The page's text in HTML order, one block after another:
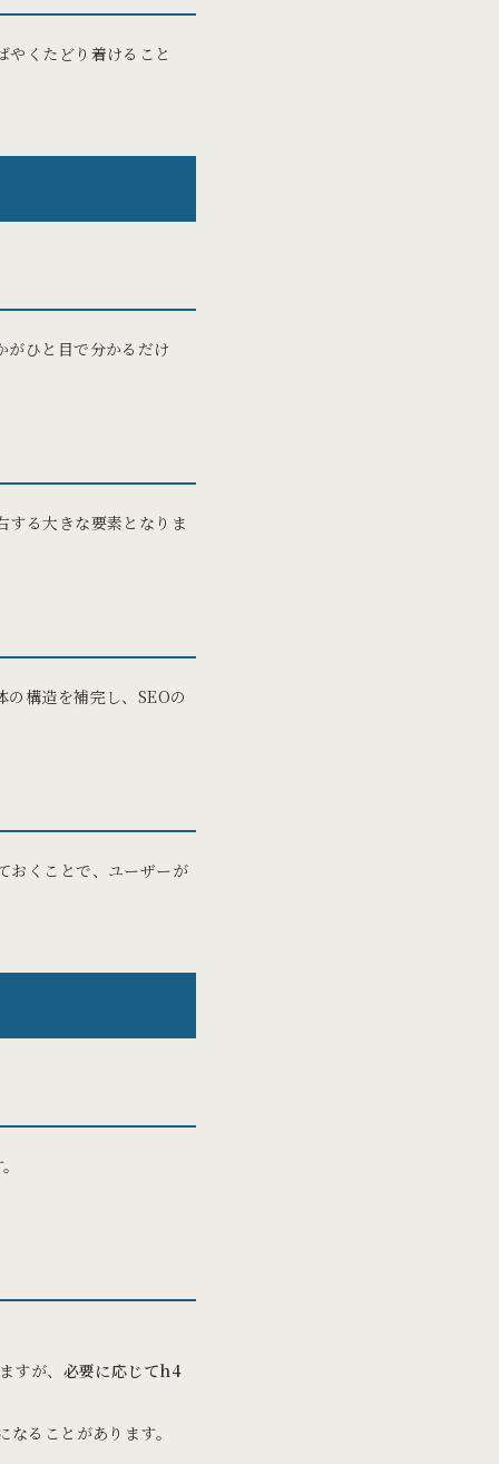
やくたどり着けること
がひと目で分かるだけ
する大きな要素となりま
構造を補完し、SEOの
おくことで、ユーザーが
が、 必要に応じてh4
ることがあります。